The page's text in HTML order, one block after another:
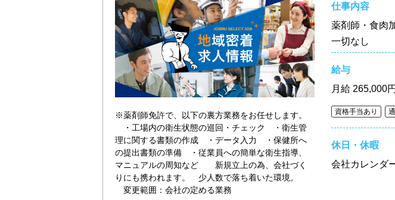
※薬剤師免許で、以下の裏方業務をお任せします。
・工場内の衛生状態の巡回・チェック ・衛生管
理に関する書類の作成 ・データ入力 ・保健所へ
の提出書類の準備 ・従業員への簡単な衛生指導、
マニュアルの周知など 新規立上の為、会社づく
りにも携われます。 少人数で落ち着いた環境。
変更範囲：会社の定める業務
仕事内容
薬剤師・食肉
一切なし
給与
月給 265,000
資格手当あり
休日・休暇
会社カレンダ